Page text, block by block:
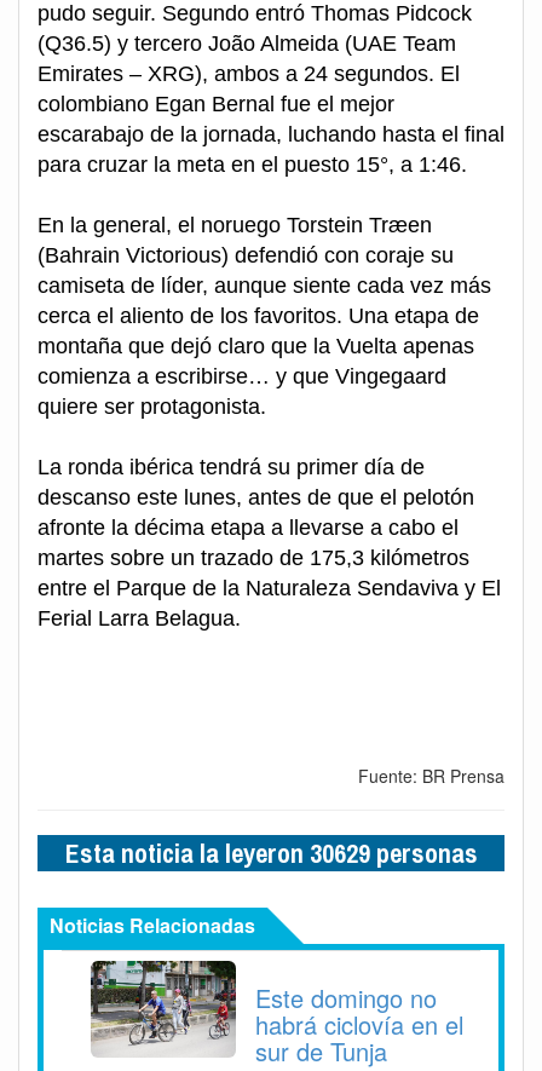
pudo seguir. Segundo entró Thomas Pidcock
(Q36.5) y tercero João Almeida (UAE Team
Emirates – XRG), ambos a 24 segundos. El
colombiano Egan Bernal fue el mejor
escarabajo de la jornada, luchando hasta el final
para cruzar la meta en el puesto 15°, a 1:46.
En la general, el noruego Torstein Træen
(Bahrain Victorious) defendió con coraje su
camiseta de líder, aunque siente cada vez más
cerca el aliento de los favoritos. Una etapa de
montaña que dejó claro que la Vuelta apenas
comienza a escribirse… y que Vingegaard
quiere ser protagonista.
La ronda ibérica tendrá su primer día de
descanso este lunes, antes de que el pelotón
afronte la décima etapa a llevarse a cabo el
martes sobre un trazado de 175,3 kilómetros
entre el Parque de la Naturaleza Sendaviva y El
Ferial Larra Belagua.
Fuente: BR Prensa
Esta noticia la leyeron 30629 personas
Noticias Relacionadas
Este domingo no
habrá ciclovía en el
sur de Tunja